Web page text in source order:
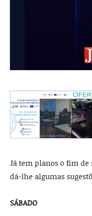
Já tem planos o fim de
dá-lhe algumas
SÁBADO